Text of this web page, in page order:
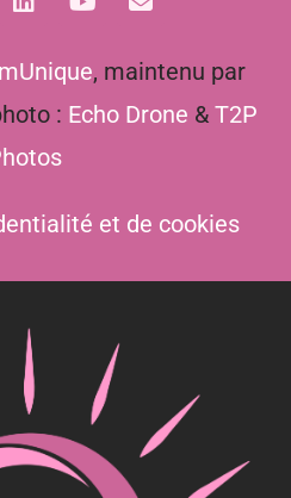
, maintenu par
: Echo Drone & T2P
et de cookies